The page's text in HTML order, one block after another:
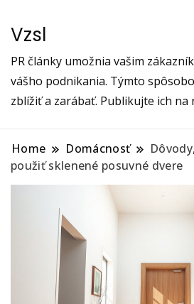
Vzsl
PR články umožnia vašim
vášho podnikania. Týmto
zblížiť a zarábať. Publikujte ich na
Home Domácnosť
použiť sklenené posuvné dvere